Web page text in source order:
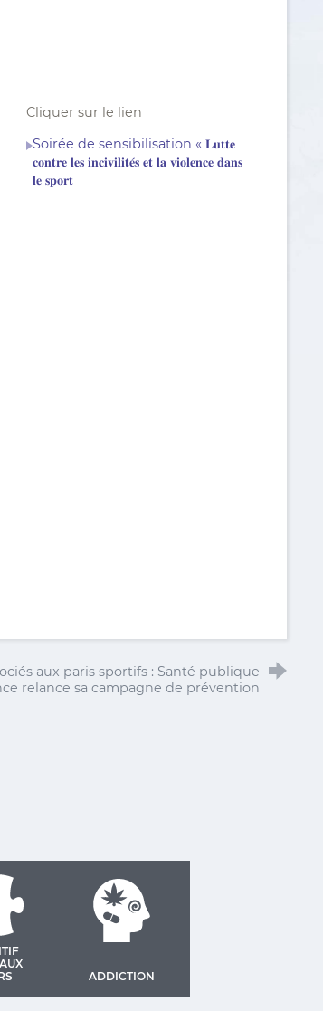
Cliquer sur le lien
Soirée de sensibilisation « 𝐋𝐮𝐭𝐭𝐞
𝐜𝐨𝐧𝐭𝐫𝐞 𝐥𝐞𝐬 𝐢𝐧𝐜𝐢𝐯𝐢𝐥𝐢𝐭𝐞́𝐬 𝐞𝐭 𝐥𝐚 𝐯𝐢𝐨𝐥𝐞𝐧𝐜𝐞 𝐝𝐚𝐧𝐬
𝐥𝐞 𝐬𝐩𝐨𝐫𝐭
aux paris sportifs : Santé publique
relance sa campagne de prévention
ADDICTION